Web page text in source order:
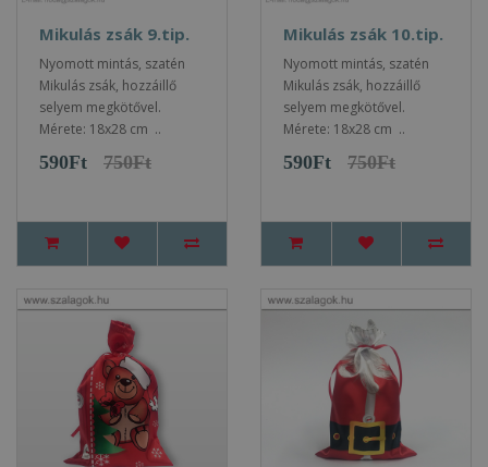
Mikulás zsák 9.tip.
Nyomott mintás, szatén
Mikulás zsák, hozzáillő
selyem megkötővel.
Mérete: 18x28 cm ..
590Ft 750Ft
Mikulás zsák 10.tip.
Nyomott mintás, szatén
Mikulás zsák, hozzáillő
selyem megkötővel.
Mérete: 18x28 cm ..
590Ft 750Ft